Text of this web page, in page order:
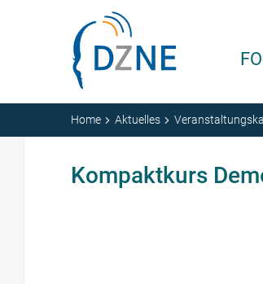
Zum Inhalt springen
Home Aktuelles
Kompaktkurs